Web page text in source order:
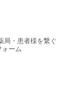
局・患者様を繋ぐ
ーム